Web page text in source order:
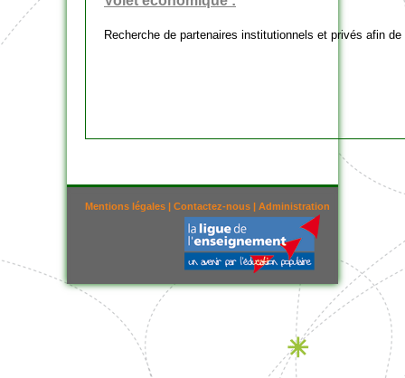
Recherche de partenaires institutionnels et privés afin
Mentions légales | Contactez-nous | Administration